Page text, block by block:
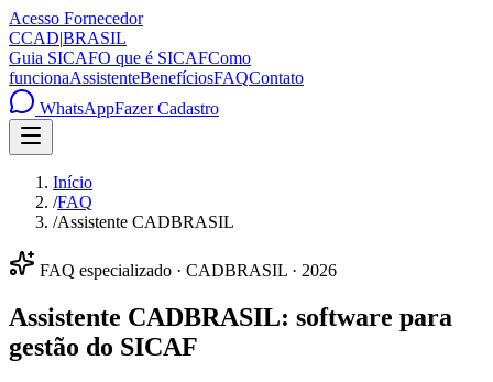
Acesso Fornecedor
CCAD|BRASIL
Guia SICAFO que é SICAFComo
funcionaAssistenteBenefíciosFAQContato
WhatsAppFazer Cadastro
Início
/FAQ
/Assistente CADBRASIL
FAQ especializado · CADBRASIL · 2026
Assistente CADBRASIL: software para
gestão do SICAF